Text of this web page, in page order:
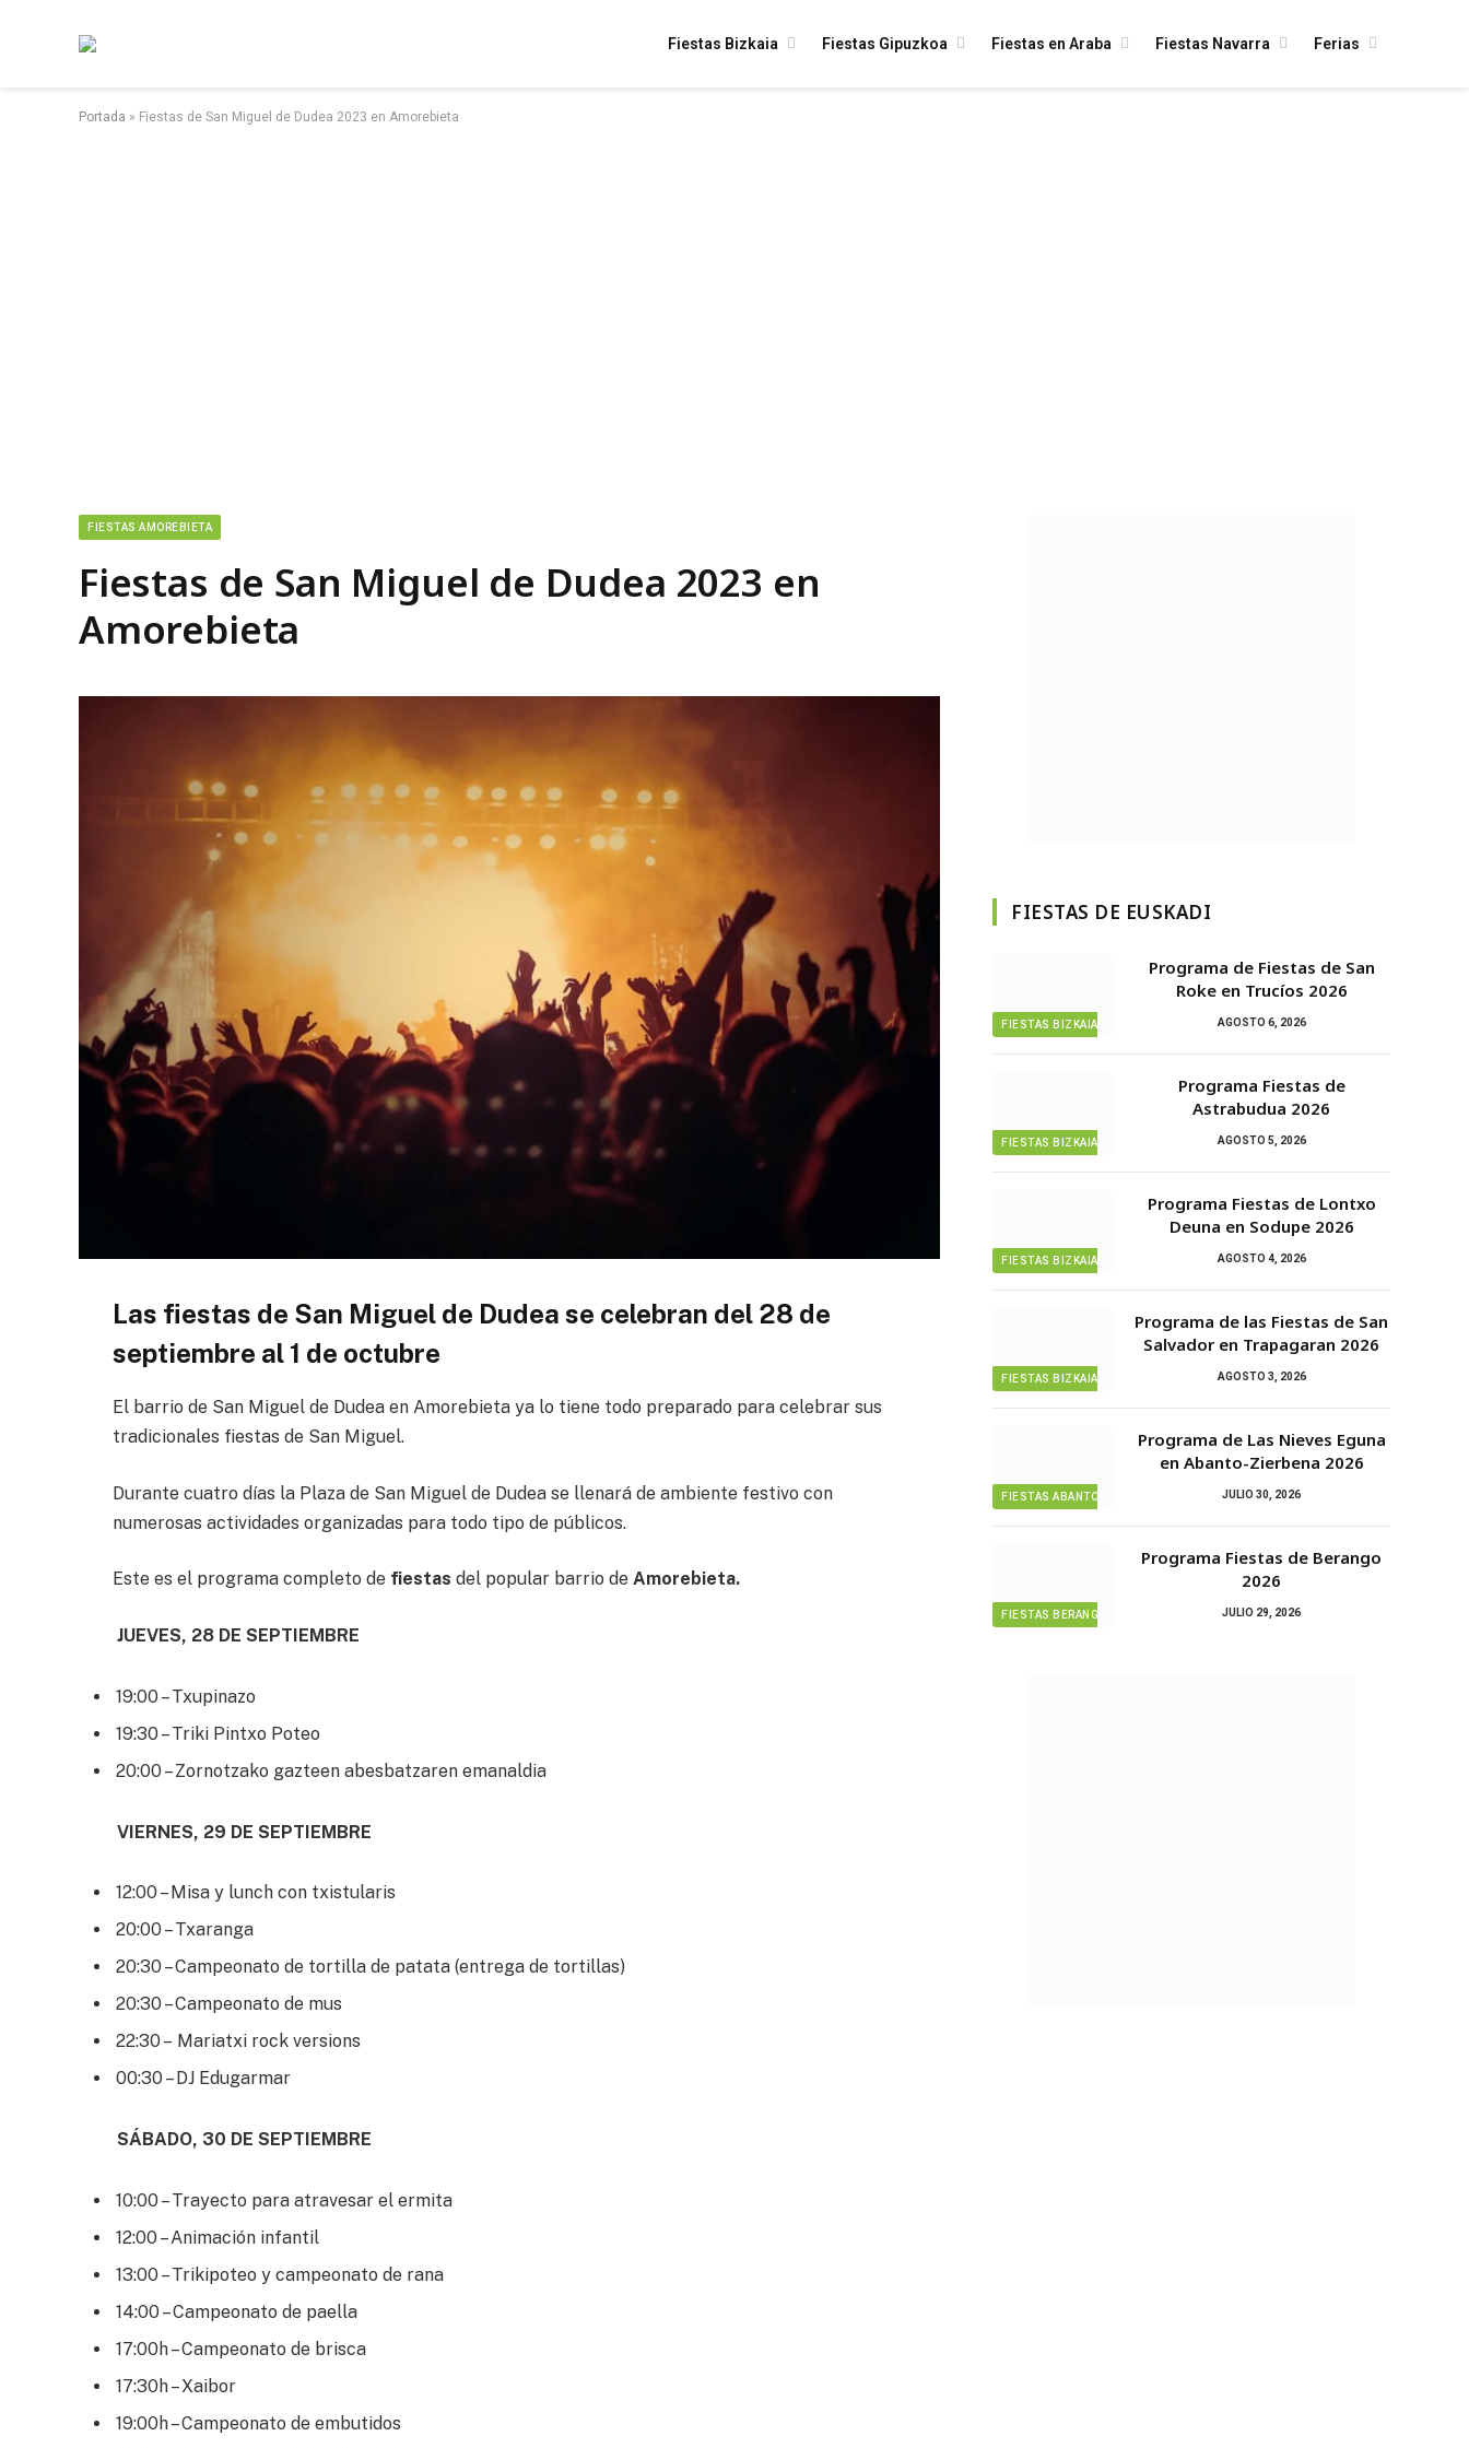
Fiestas Bizkaia Fiestas Gipuzkoa Fiestas en Araba Fiestas Navarra Ferias
Portada » Fiestas de San Miguel de Dudea 2023 en Amorebieta
FIESTAS AMOREBIETA
Fiestas de San Miguel de Dudea 2023 en
Amorebieta
Las fiestas de San Miguel de Dudea se celebran del 28 de
septiembre al 1 de octubre
El barrio de San Miguel de Dudea en Amorebieta ya lo tiene todo preparado para celebrar sus
tradicionales fiestas de San Miguel.
Durante cuatro días la Plaza de San Miguel de Dudea se llenará de ambiente festivo con
numerosas actividades organizadas para todo tipo de públicos.
Este es el programa completo de fiestas del popular barrio de Amorebieta.
JUEVES, 28 DE SEPTIEMBRE
19:00 – Txupinazo
19:30 – Triki Pintxo Poteo
20:00 – Zornotzako gazteen abesbatzaren emanaldia
VIERNES, 29 DE SEPTIEMBRE
12:00 – Misa y lunch con txistularis
20:00 – Txaranga
20:30 – Campeonato de tortilla de patata (entrega de tortillas)
20:30 – Campeonato de mus
22:30 – Mariatxi rock versions
00:30 – DJ Edugarmar
SÁBADO, 30 DE SEPTIEMBRE
10:00 – Trayecto para atravesar el ermita
12:00 – Animación infantil
13:00 – Trikipoteo y campeonato de rana
14:00 – Campeonato de paella
17:00h – Campeonato de brisca
17:30h – Xaibor
19:00h – Campeonato de embutidos
FIESTAS DE EUSKADI
FIESTAS BIZKAIA
Programa de Fiestas de San
Roke en Trucíos 2026
AGOSTO 6, 2026
FIESTAS BIZKAIA
Programa Fiestas de
Astrabudua 2026
AGOSTO 5, 2026
FIESTAS BIZKAIA
Programa Fiestas de Lontxo
Deuna en Sodupe 2026
AGOSTO 4, 2026
FIESTAS BIZKAIA
Programa de las Fiestas de San
Salvador en Trapagaran 2026
AGOSTO 3, 2026
FIESTAS ABANTO ZIERBENA
Programa de Las Nieves Eguna
en Abanto-Zierbena 2026
JULIO 30, 2026
FIESTAS BERANGO
Programa Fiestas de Berango
2026
JULIO 29, 2026